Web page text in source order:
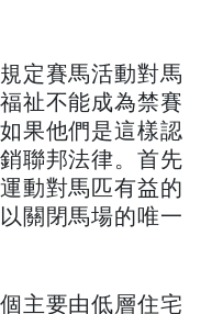
定賽馬活動對馬
祉不能成為禁賽
果他們是這樣認
聯邦法律。首先
動對馬匹有益的
關閉馬場的唯一
主要由低層住宅